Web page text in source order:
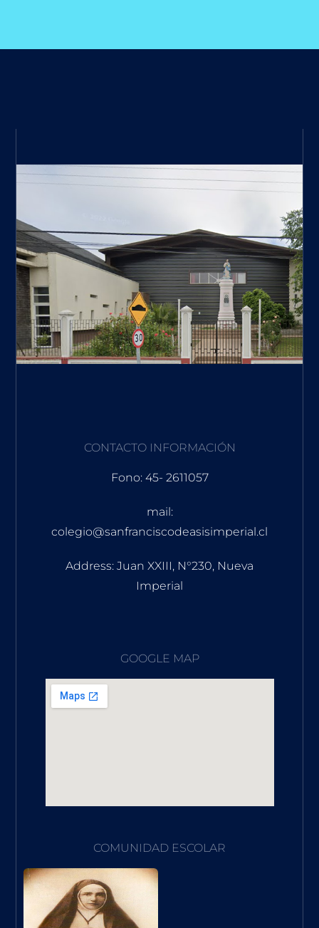
CONTACTO INFORMACIÓN
Fono: 45- 2611057
mail:
colegio@sanfranciscodeasisimperial.cl
Address: Juan XXIII, N°230, Nueva
Imperial
GOOGLE MAP
COMUNIDAD ESCOLAR